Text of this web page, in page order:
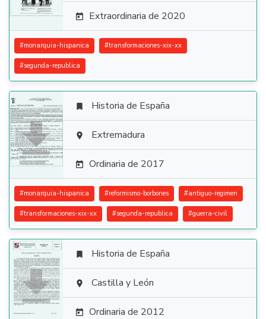
 Extraordinaria de 2020
#monarquia-hispanica #transformaciones-xix-xx
#segunda-republica

 Historia de España
 Extremadura
 Ordinaria de 2017
#monarquia-hispanica #reformismo-borbones #antiguo-regimen
#transformaciones-xix-xx #segunda-republica #guerra-civil

 Historia de España
 Castilla y León
 Ordinaria de 2012